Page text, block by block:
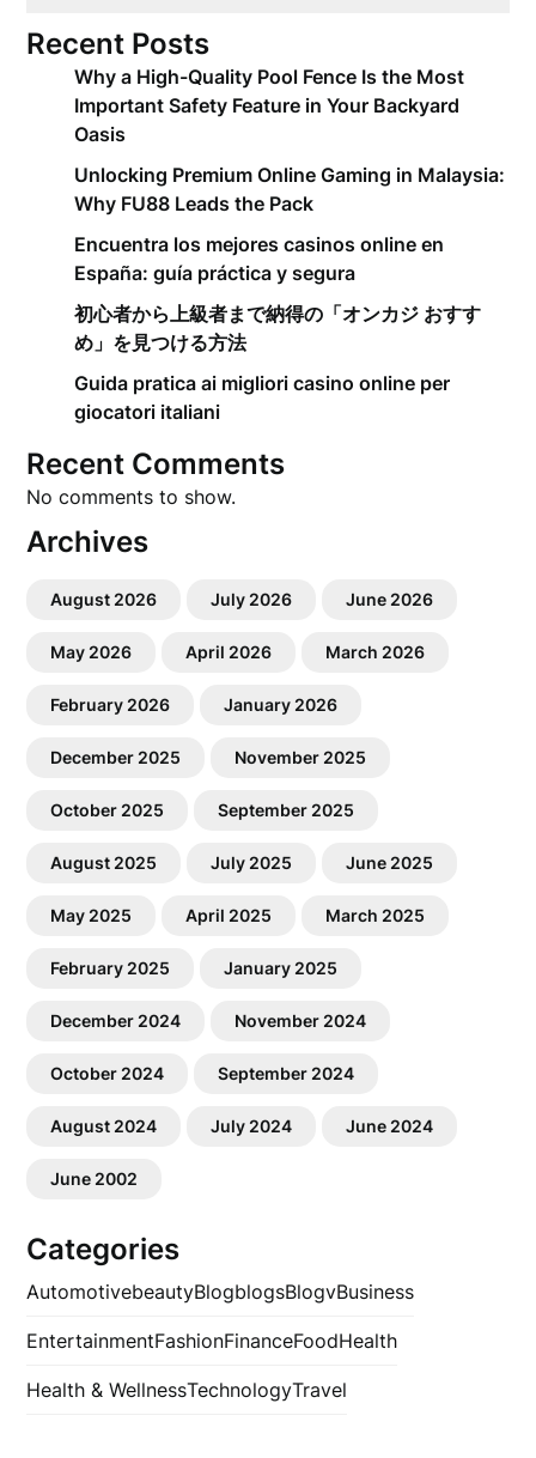
Recent Posts
Why a High-Quality Pool Fence Is the Most
Important Safety Feature in Your Backyard
Oasis
Unlocking Premium Online Gaming in Malaysia:
Why FU88 Leads the Pack
Encuentra los mejores casinos online en
España: guía práctica y segura
初心者から上級者まで納得の「オンカジ おすす
め」を見つける方法
Guida pratica ai migliori casino online per
giocatori italiani
Recent Comments
No comments to show.
Archives
August 2026 July 2026 June 2026
May 2026 April 2026 March 2026
February 2026 January 2026
December 2025 November 2025
October 2025 September 2025
August 2025 July 2025 June 2025
May 2025 April 2025 March 2025
February 2025 January 2025
December 2024 November 2024
October 2024 September 2024
August 2024 July 2024 June 2024
June 2002
Categories
AutomotivebeautyBlogblogsBlogvBusiness
EntertainmentFashionFinanceFoodHealth
Health & WellnessTechnologyTravel